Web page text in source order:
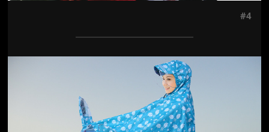
#4
Jön még kép!